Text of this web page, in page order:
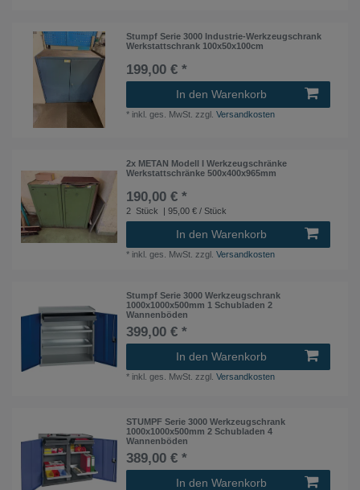
Stumpf Serie 3000 Industrie-Werkzeugschrank
Werkstattschrank 100x50x100cm
199,00 € *
In den Warenkorb
* inkl. ges. MwSt. zzgl.Versandkosten
2x METAN Modell I Werkzeugschränke
Werkstattschränke 500x400x965mm
190,00 € *
2 Stück | 95,00 € / Stück
In den Warenkorb
* inkl. ges. MwSt. zzgl.Versandkosten
Stumpf Serie 3000 Werkzeugschrank
1000x1000x500mm 1 Schubladen 2
Wannenböden
399,00 € *
In den Warenkorb
* inkl. ges. MwSt. zzgl.Versandkosten
STUMPF Serie 3000 Werkzeugschrank
1000x1000x500mm 2 Schubladen 4
Wannenböden
389,00 € *
In den Warenkorb